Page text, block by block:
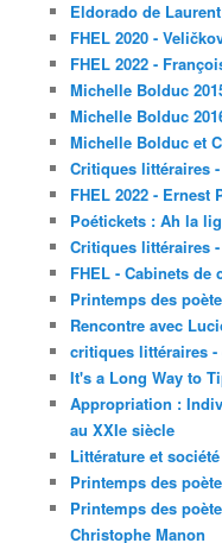
Eldorado de
FHEL 2020 -
FHEL 2022 -
Michelle Bolduc
Michelle Bolduc
Michelle Bolduc et
Critiques littéraires
FHEL 2022 - Ernest
Poétickets : Ah la
Critiques littéraires -
FHEL - Cabinets de
Printemps des
Rencontre avec
critiques littéraires -
It's a Long Way to
Appropriation :
au XXIe siècle
Littérature et société
Printemps des
Printemps des
Christophe Manon